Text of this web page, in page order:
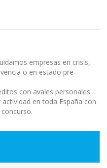
empresas en crisis,
o en estado pre-
con avales personales.
en toda España con